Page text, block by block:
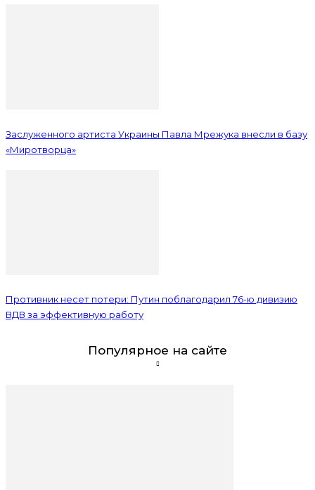
Заслуженного артиста Украины Павла Мрежука внесли в базу
«Миротворца»
Противник несет потери: Путин поблагодарил 76-ю дивизию
ВДВ за эффективную работу
Популярное на сайте